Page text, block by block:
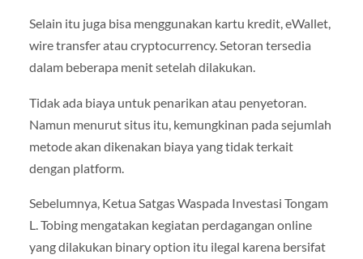
Selain itu juga bisa menggunakan kartu kredit, eWallet,
wire transfer atau cryptocurrency. Setoran tersedia
dalam beberapa menit setelah dilakukan.
Tidak ada biaya untuk penarikan atau penyetoran.
Namun menurut situs itu, kemungkinan pada sejumlah
metode akan dikenakan biaya yang tidak terkait
dengan platform.
Sebelumnya, Ketua Satgas Waspada Investasi Tongam
L. Tobing mengatakan kegiatan perdagangan online
yang dilakukan binary option itu ilegal karena bersifat